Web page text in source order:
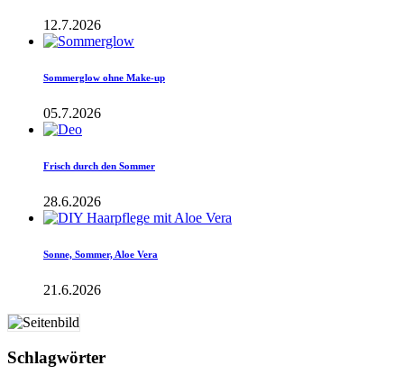
12.7.2026
Sommerglow ohne Make-up
05.7.2026
Frisch durch den Sommer
28.6.2026
Sonne, Sommer, Aloe Vera
21.6.2026
Schlagwörter